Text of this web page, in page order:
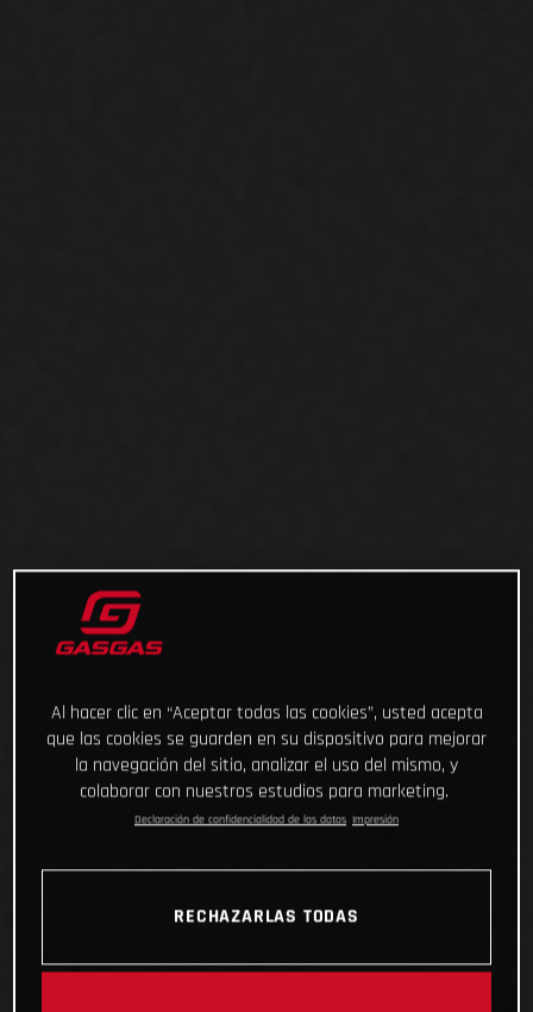
Al hacer clic en “Aceptar todas las cookies”, usted acepta
que las cookies se guarden en su dispositivo para mejorar
la navegación del sitio, analizar el uso del mismo, y
colaborar con nuestros estudios para marketing.
Declaración de confidencialidad de los datos Impresión
RECHAZARLAS TODAS